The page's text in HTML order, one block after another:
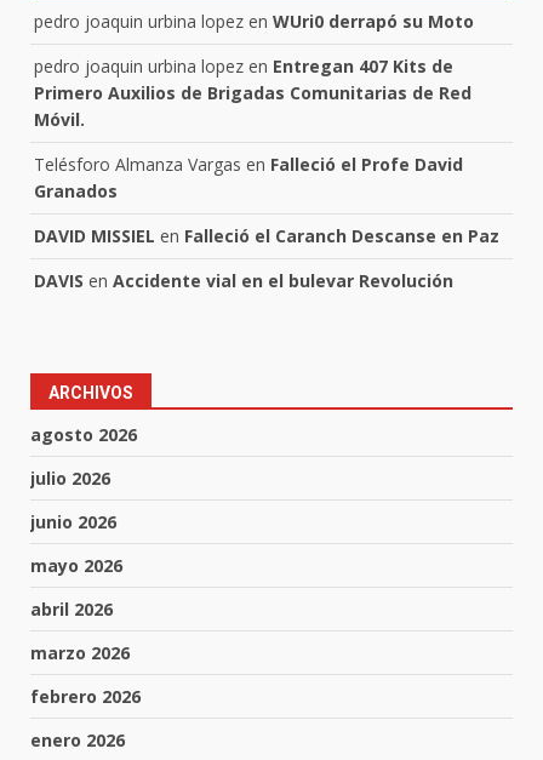
pedro joaquin urbina lopez en WUri0 derrapó su Moto
pedro joaquin urbina lopez en Entregan 407 Kits de
Primero Auxilios de Brigadas Comunitarias de Red
Móvil.
Telésforo Almanza Vargas en Falleció el Profe David
Granados
DAVID MISSIEL en Falleció el Caranch Descanse en Paz
DAVIS en Accidente vial en el bulevar Revolución
ARCHIVOS
agosto 2026
julio 2026
junio 2026
mayo 2026
abril 2026
marzo 2026
febrero 2026
enero 2026